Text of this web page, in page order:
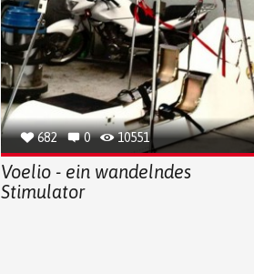
682 0 10551
Voelio - ein wandelndes
Stimulator